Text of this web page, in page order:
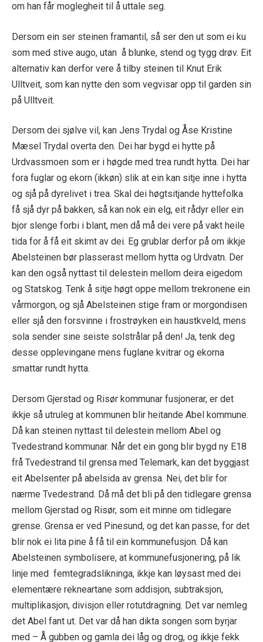
om han får moglegheit til å uttale seg.
Dersom ein ser steinen framantil, så ser den ut som ei ku
som med stive augo, utan å blunke, stend og tygg drøv. Eit
alternativ kan derfor vere å tilby steinen til Knut Erik
Ulltveit, som kan nytte den som vegvisar opp til garden sin
på Ulltveit.
Dersom dei sjølve vil, kan Jens Trydal og Åse Kristine
Mæsel Trydal overta den. Dei har bygd ei hytte på
Urdvassmoen som er i høgde med trea rundt hytta. Dei har
fora fuglar og ekorn (ikkøn) slik at ein kan sitje inne i hytta
og sjå på dyrelivet i trea. Skal dei høgtsitjande hyttefolka
få sjå dyr på bakken, så kan nok ein elg, eit rådyr eller ein
bjor slenge forbi i blant, men då må dei vere på vakt heile
tida for å få eit skimt av dei. Eg grublar derfor på om ikkje
Abelsteinen bør plasserast mellom hytta og Urdvatn. Der
kan den også nyttast til delestein mellom deira eigedom
og Statskog. Tenk å sitje høgt oppe mellom trekronene ein
vårmorgon, og sjå Abelsteinen stige fram or morgondisen
eller sjå den forsvinne i frostrøyken ein haustkveld, mens
sola sender sine seiste solstrålar på den! Ja, tenk deg
desse opplevingane mens fuglane kvitrar og ekorna
smattar rundt hytta.
Dersom Gjerstad og Risør kommunar fusjonerar, er det
ikkje så utruleg at kommunen blir heitande Abel kommune.
Då kan steinen nyttast til delestein mellom Abel og
Tvedestrand kommunar. Når det ein gong blir bygd ny E18
frå Tvedestrand til grensa med Telemark, kan det byggjast
eit Abelsenter på abelsida av grensa. Nei, det blir for
nærme Tvedestrand. Då må det bli på den tidlegare grensa
mellom Gjerstad og Risør, som eit minne om tidlegare
grense. Grensa er ved Pinesund, og det kan passe, for det
blir nok ei lita pine å få til ein kommunefusjon. Då kan
Abelsteinen symbolisere, at kommunefusjonering, på lik
linje med femtegradslikninga, ikkje kan løysast med dei
elementære rekneartane som addisjon, subtraksjon,
multiplikasjon, divisjon eller rotutdragning. Det var nemleg
det Abel fant ut. Det var då han dikta songen som byrjar
med – Å gubben og gamla dei låg og drog, og ikkje fekk